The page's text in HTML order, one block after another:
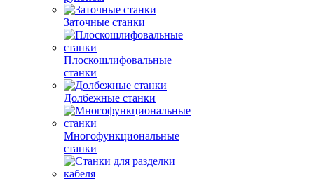
Заточные станки
Плоскошлифовальные
станки
Долбежные станки
Многофункциональные
станки